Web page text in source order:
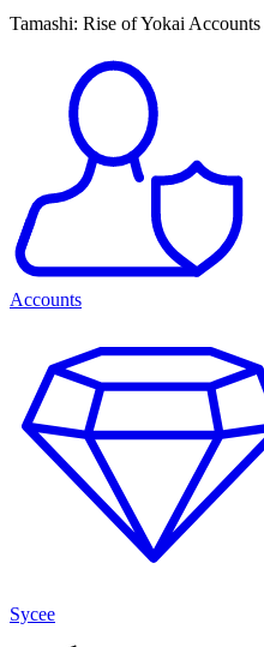
Tamashi: Rise of Yokai Accounts
Accounts
Sycee